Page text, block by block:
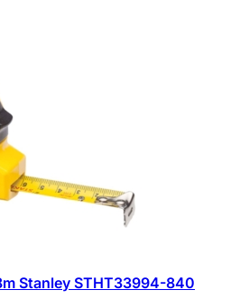
Stanley STHT33994-840